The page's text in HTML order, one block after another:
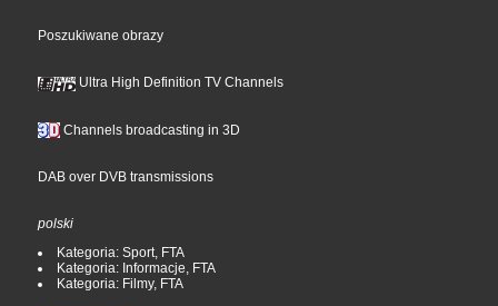
Poszukiwane obrazy
Ultra High Definition TV Channels
Channels broadcasting in 3D
DAB over DVB transmissions
polski
Kategoria: Sport, FTA
Kategoria: Informacje, FTA
Kategoria: Filmy, FTA